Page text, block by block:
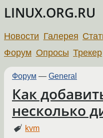
LINUX.ORG.RU
Новости Галерея
Форум Опросы Трекер
Форум — General
Как
несколько
kvm